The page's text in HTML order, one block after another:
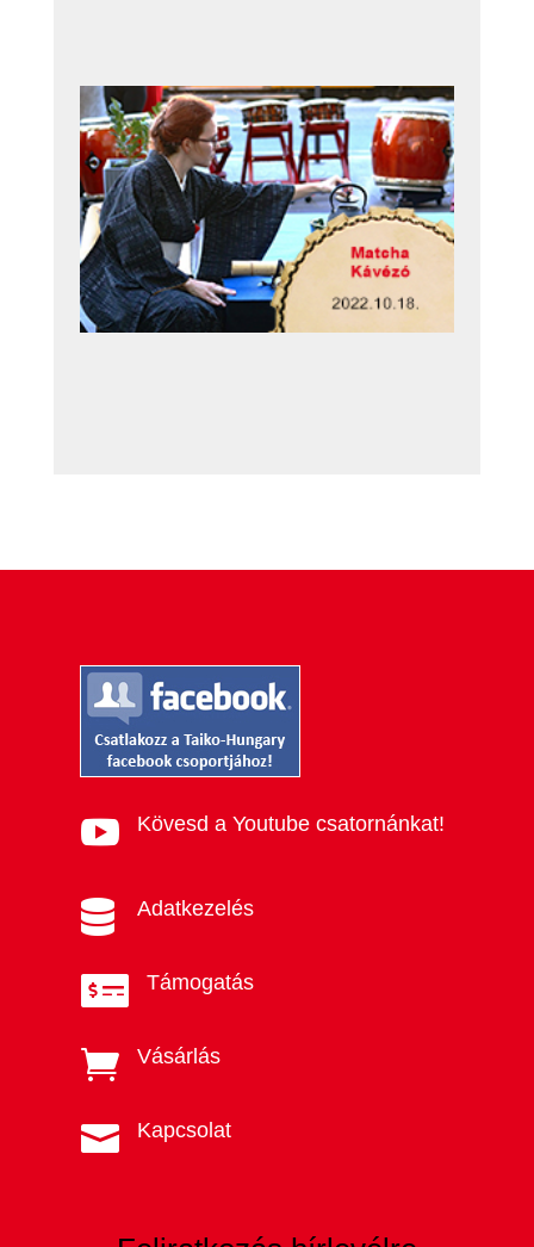
 Kövesd a Youtube csatornánkat!
 Adatkezelés
 Támogatás
 Vásárlás
 Kapcsolat